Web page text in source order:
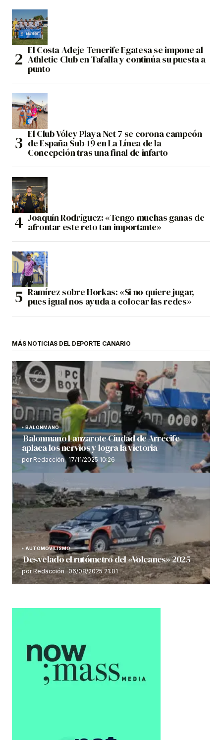
El Costa Adeje Tenerife Egatesa se impone al
Athletic Club en Tafalla y continúa su puesta a
punto
El Club Vóley Playa Net 7 se corona campeón
de España Sub-19 en La Línea de la
Concepción tras una final de infarto
Joaquín Rodríguez: «Tengo muchas ganas de
afrontar este reto tan importante»
Ramírez sobre Horkas: «Si no quiere jugar,
pues igual nos ayuda a colocar las redes»
MÁS NOTICIAS DEL DEPORTE CANARIO
BALONMANO
Balonmano Lanzarote Ciudad de Arrecife
aplaca los nervios y logra la victoria
por Redacción 17/11/2025 10:26
AUTOMOVILISMO
Desvelado el rutómetro del «Volcanes» 2025
por Redacción 06/08/2025 21:01